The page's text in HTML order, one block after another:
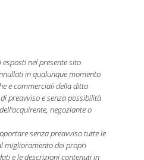
nel presente sito
in qualunque momento
e commerciali della ditta
preavviso e senza possibilità
negoziante o
senza preavviso tutte le
miglioramento dei propri
e le descrizioni contenuti in